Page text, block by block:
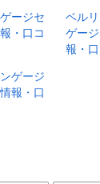
ージセ
・口コ
ベル
ゲー
報・
ゲージ
報・口